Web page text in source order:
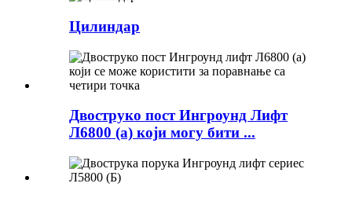
Цилиндар
Двоструко пост Ингроунд Лифт
Л6800 (а) који могу бити ...